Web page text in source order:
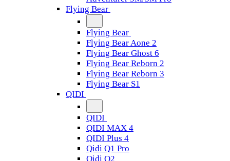
Flying Bear
Flying Bear
Flying Bear Aone 2
Flying Bear Ghost 6
Flying Bear Reborn 2
Flying Bear Reborn 3
Flying Bear S1
QIDI
QIDI
QIDI MAX 4
QIDI Plus 4
Qidi Q1 Pro
Qidi Q2